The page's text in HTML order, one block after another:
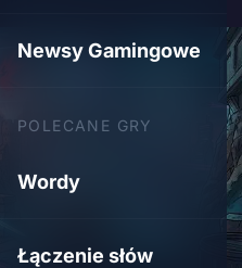
Newsy Gamingowe
POLECANE GRY
Wordy
Łączenie słów